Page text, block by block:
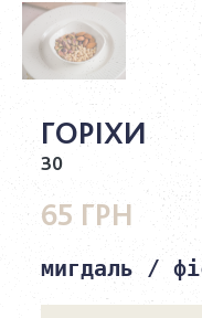
ГОРІХИ
30
65 ГРН
мигдаль /